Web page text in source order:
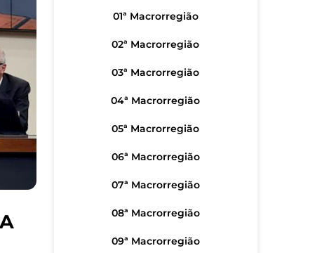
01ª Macrorregião
02ª Macrorregião
03ª Macrorregião
04ª Macrorregião
05ª Macrorregião
06ª Macrorregião
07ª Macrorregião
08ª Macrorregião
09ª Macrorregião